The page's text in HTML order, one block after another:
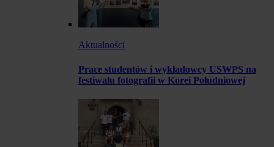
Aktualności
Prace studentów i wykładowcy USWPS na
festiwalu fotografii w Korei Południowej